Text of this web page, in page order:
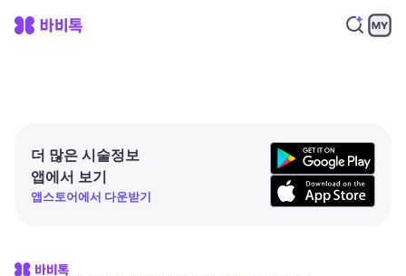
더 많은 시술정보
앱에서 보기
앱스토어에서 다운받기